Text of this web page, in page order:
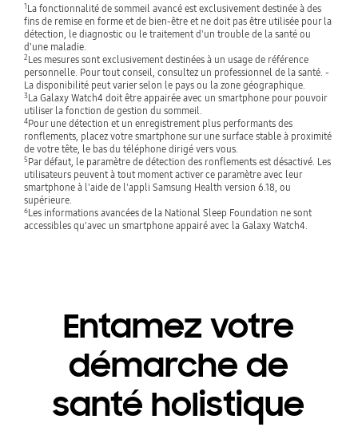
1La fonctionnalité de sommeil avancé est exclusivement destinée à des
fins de remise en forme et de bien-être et ne doit pas être utilisée pour la
détection, le diagnostic ou le traitement d'un trouble de la santé ou
d'une maladie.
2Les mesures sont exclusivement destinées à un usage de référence
personnelle. Pour tout conseil, consultez un professionnel de la santé. -
La disponibilité peut varier selon le pays ou la zone géographique.
3La Galaxy Watch4 doit être appairée avec un smartphone pour pouvoir
utiliser la fonction de gestion du sommeil.
4Pour une détection et un enregistrement plus performants des
ronflements, placez votre smartphone sur une surface stable à proximité
de votre tête, le bas du téléphone dirigé vers vous.
5Par défaut, le paramètre de détection des ronflements est désactivé. Les
utilisateurs peuvent à tout moment activer ce paramètre avec leur
smartphone à l'aide de l'appli Samsung Health version 6.18, ou
supérieure.
6Les informations avancées de la National Sleep Foundation ne sont
accessibles qu'avec un smartphone appairé avec la Galaxy Watch4.
Entamez votre
démarche de
santé holistique